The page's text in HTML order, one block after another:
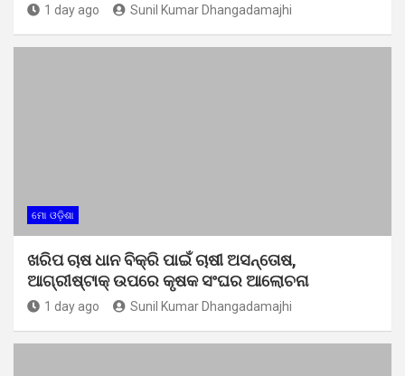
1 day ago Sunil Kumar Dhangadamajhi
ମୋ ଓଡ଼ିଶା
ଖରିପ ଚାଷ ଧାନ ବିକ୍ରି ପାଇଁ ଚାଷୀ ଅସନ୍ତୋଷ,
ଆଗ୍ରୀଷ୍ଟାକ୍ ଉପରେ କୃଷକ ସଂଘର ଆଲୋଚନା
1 day ago Sunil Kumar Dhangadamajhi